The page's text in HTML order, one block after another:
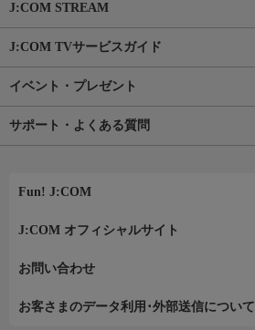
J:COM STREAM
J:COM TVサービスガイド
イベント・プレゼント
サポート・よくある質問
Fun! J:COM
J:COM オフィシャルサイト
お問い合わせ
お客さまのデータ利用･外部送信について